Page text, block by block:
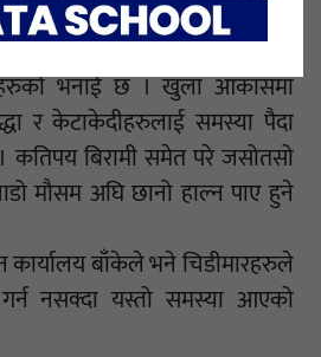
गर्ने भनिए पनि अफुहरुले काम
नदिदा आफुहरु खुला आकास
भनाई छ । खुला आकासमा
र केटाकेदीहरुलाई समस्या पैदा
बिरामी समेत परे जसोतसो
मौसम अघि छानो हाल्न पाए हुने
कार्यालय बाँकेले भने चिडीमारहरुले
नसक्दा यस्तो समस्या आएको